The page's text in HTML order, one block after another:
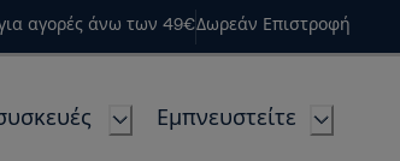
αγορές άνω των 49€Δωρεάν Επιστροφή
Εμπνευστείτε